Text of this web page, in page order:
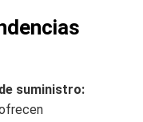
suministro: